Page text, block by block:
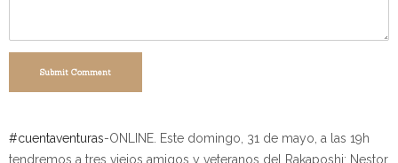
Submit Comment
#cuentaventuras-ONLINE. Este domingo, 31 de mayo, a las 19h
tendremos a tres viejos amigos y veteranos del Rakaposhi: Nestor